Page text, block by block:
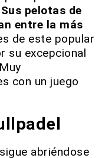
Sus pelotas de
entre la más
de este popular
su excepcional
con un juego
abriéndose